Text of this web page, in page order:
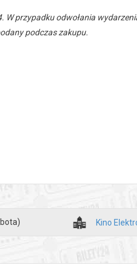
W przypadku odwołania
podczas zakupu.
Kino